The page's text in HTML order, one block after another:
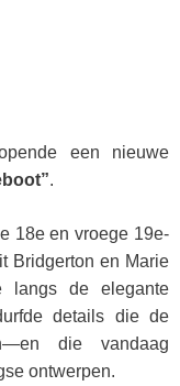
een nieuwe
.
18e en vroege 19e-
Bridgerton en Marie
langs de elegante
details die de
die vandaag
ontwerpen.